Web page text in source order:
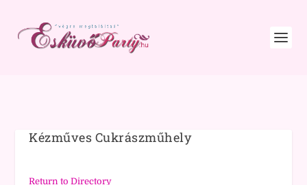
Kézműves Cukrászműhely
Return to Directory